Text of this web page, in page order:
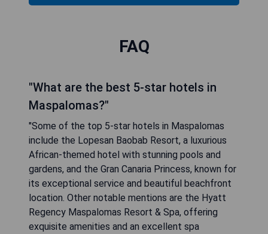
FAQ
"What are the best 5-star hotels in
Maspalomas?"
"Some of the top 5-star hotels in Maspalomas
include the Lopesan Baobab Resort, a luxurious
African-themed hotel with stunning pools and
gardens, and the Gran Canaria Princess, known for
its exceptional service and beautiful beachfront
location. Other notable mentions are the Hyatt
Regency Maspalomas Resort & Spa, offering
exquisite amenities and an excellent spa